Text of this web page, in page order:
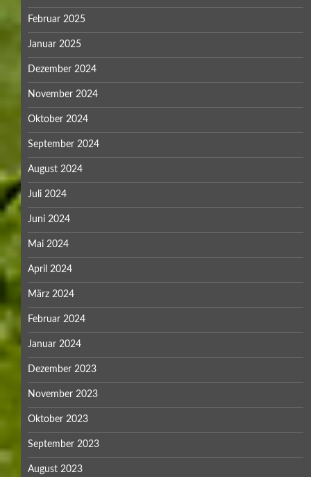
Februar 2025
Januar 2025
Dezember 2024
November 2024
Oktober 2024
September 2024
August 2024
Juli 2024
Juni 2024
Mai 2024
April 2024
März 2024
Februar 2024
Januar 2024
Dezember 2023
November 2023
Oktober 2023
September 2023
August 2023